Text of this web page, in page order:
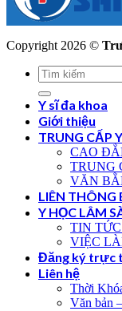
Copyright 2026 ©
Y sĩ đa khoa
Giới thiệu
TRUNG CẤP
CAO
TRUNG
VĂN
LIÊN THÔNG
Y HỌC LÂM
TIN
VIỆC
Đăng ký trực
Liên hệ
Thời
Văn bản